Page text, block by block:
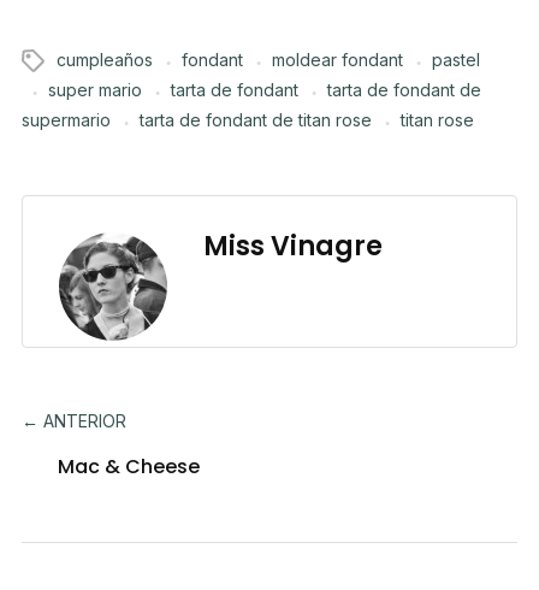
cumpleaños fondant moldear fondant
pastel
super mario
tarta de fondant
tarta de fondant de
supermario
tarta de fondant de titan rose titan rose
Miss Vinagre
← ANTERIOR
Mac & Cheese